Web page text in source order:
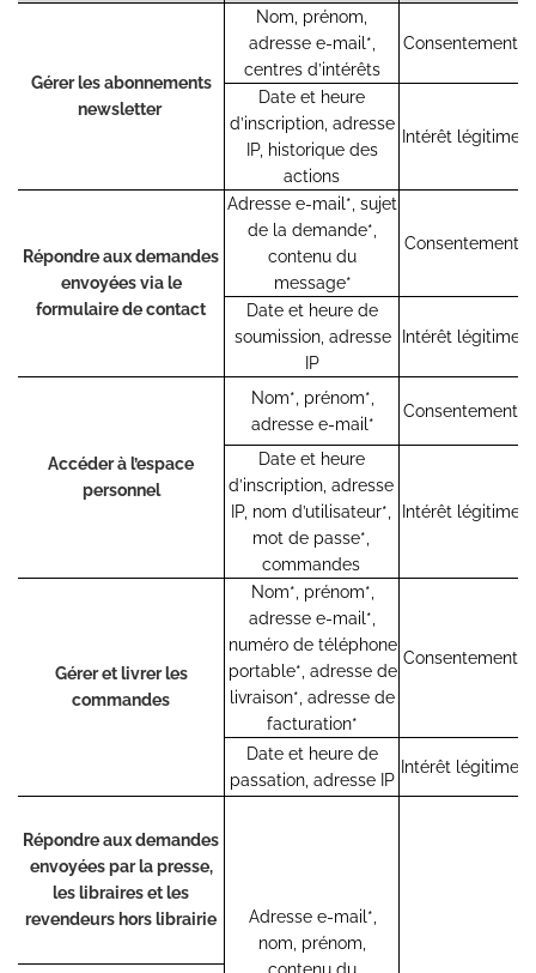
Gérer les abonnements
newsletter
Nom, prénom,
adresse e-mail*,
centres d’intérêts
Consentement
Date et heure
d’inscription, adresse
IP, historique des
actions
Intérêt légitime
Répondre aux demandes
envoyées via le
formulaire de contact
Adresse e-mail*, sujet
de la demande*,
contenu du
message*
Consentement
Date et heure de
soumission, adresse
IP
Intérêt légitime
Accéder à l’espace
personnel
Nom*, prénom*,
adresse e-mail*
Consentement
Date et heure
d’inscription, adresse
IP, nom d’utilisateur*,
mot de passe*,
commandes
Intérêt légitime
Gérer et livrer les
commandes
Nom*, prénom*,
adresse e-mail*,
numéro de téléphone
portable*, adresse de
livraison*, adresse de
facturation*
Consentement
Date et heure de
passation, adresse IP
Intérêt légitime
Répondre aux demandes
envoyées par la presse,
les libraires et les
revendeurs hors librairie
Adresse e-mail*,
nom, prénom,
contenu du